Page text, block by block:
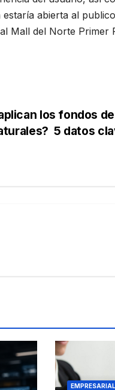
abierta al
Mall del Norte
los fondos
5 datos
EMPRESARIAL